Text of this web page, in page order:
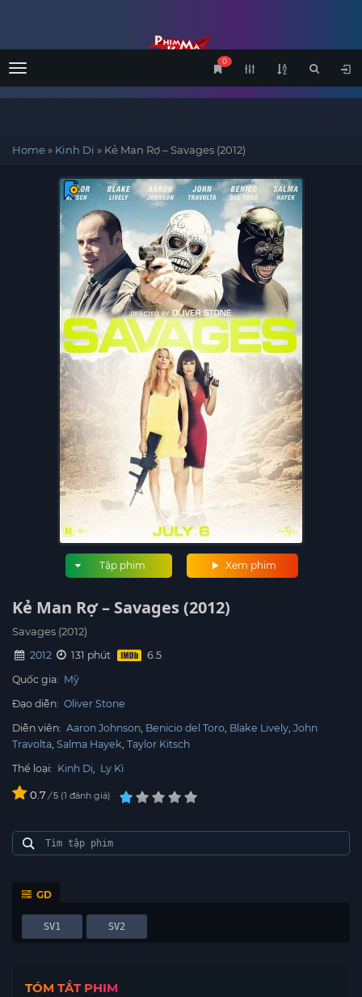
Menu
0
Home» Kinh Dị » Kẻ Man Rợ – Savages (2012)
Xem phim
Tập phim
Kẻ Man Rợ – Savages (2012)
Savages (2012)
2012
131 phút
Quốc gia: Mỹ
Đạo diễn: Oliver Stone
Diễn viên: Aaron Johnson Benicio del Toro Blake Lively John
Travolta Salma Hayek Taylor Kitsch
Thể loại: Kinh Dị, Ly Kì
0.7 / 5 1 đánh giá
GD
SV1 SV2
TÓM TẮT PHIM